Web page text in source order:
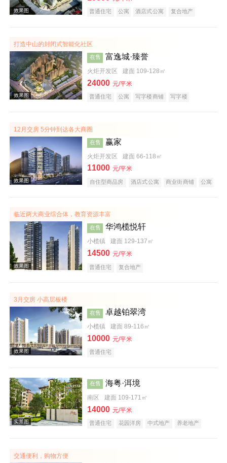
效果图
普通住宅 公寓 酒店式公寓 复合地产
打造中山的封闭式智能化社区
效果图
在售 富逸城·臻誉
火炬开发区 建面 109-128㎡
24000 元/平米
普通住宅 公寓 写字楼商铺
写字楼
12月交房 5分钟到达各大商圈
效果图
在售 赢家
火炬开发区 建面 66-118㎡
11000 元/平米
自住型商品房 酒店式公寓 商业街商铺
公寓
临近两大商业综合体，教育资源丰富
在售 华鸿榄悦轩
小榄镇 建面 129-137㎡
14500 元/平米
普通住宅 复合地产
3月交房 小高层板楼
在售 卓越铂翠湾
小榄镇 建面 89-116㎡
10000 元/平米
普通住宅
在售 海粤·洱境
南区 建面 109-171㎡
14000 元/平米
普通住宅 花园洋房 中式地产 养老地产
交通便利，购物方便